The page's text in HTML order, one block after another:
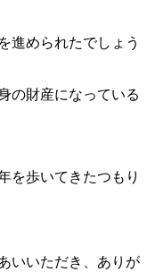
進められたでしょう
の財産になっている
を歩いてきたつもり
いいただき、ありが